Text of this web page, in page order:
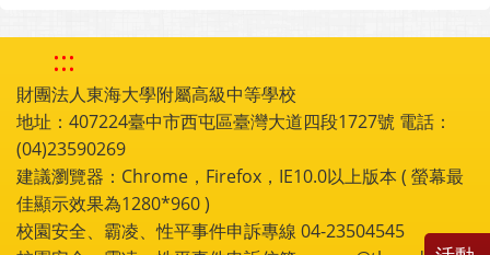
:::
財團法人東海大學附屬高級中等學校
地址：407224臺中市西屯區臺灣大道四段1727號 電話：
(04)23590269
建議瀏覽器：Chrome，Firefox，IE10.0以上版本 ( 螢幕最
佳顯示效果為1280*960 )
校園安全、霸凌、性平事件申訴專線 04-23504545